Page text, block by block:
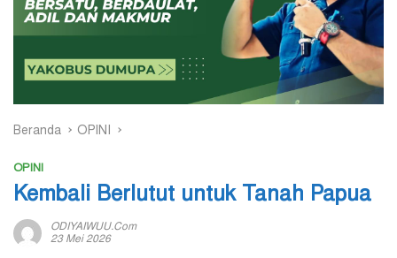
Beranda OPINI
OPINI
Kembali Berlutut untuk Tanah Papua
ODIYAIWUU.com
23 Mei 2026